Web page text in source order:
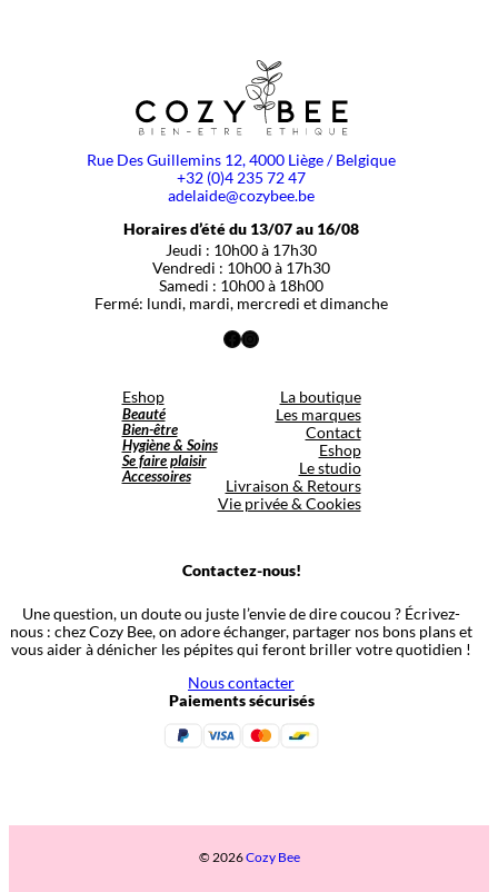
Rue Des Guillemins 12, 4000 Liège / Belgique
+32 (0)4 235 72 47
adelaide@cozybee.be
Horaires d’été du 13/07 au 16/08
Jeudi : 10h00 à 17h30
Vendredi : 10h00 à 17h30
Samedi : 10h00 à 18h00
Fermé: lundi, mardi, mercredi et dimanche
Facebook
Instagram
Eshop
Beauté
Bien-être
Hygiène & Soins
Se faire plaisir
Accessoires
La boutique
Les marques
Contact
Eshop
Le studio
Livraison & Retours
Vie privée & Cookies
Contactez-nous!
Une question, un doute ou juste l’envie de dire coucou ? Écrivez-
nous : chez Cozy Bee, on adore échanger, partager nos bons plans et
vous aider à dénicher les pépites qui feront briller votre quotidien !
Nous contacter
Paiements sécurisés
© 2026Cozy Bee